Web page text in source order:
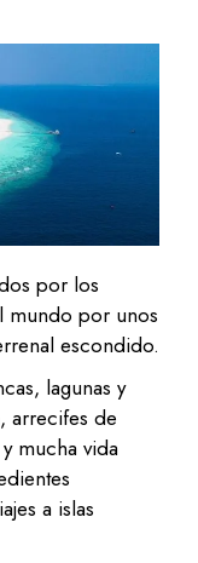
por los
mundo por unos
escondido.
lagunas y
arrecifes de
mucha vida
a islas